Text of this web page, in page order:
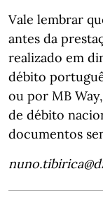
Vale lembrar
antes da
realizado em
débito
ou por MB
de débito
documentos